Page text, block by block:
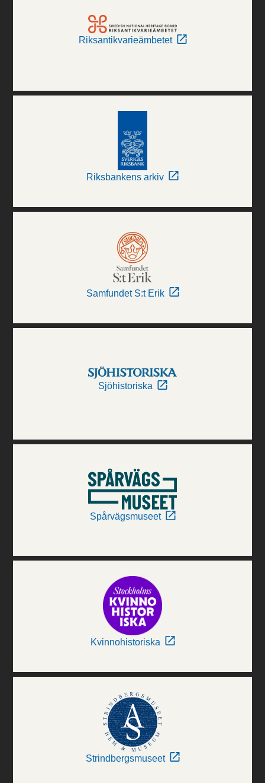
Riksantikvarieämbetet
Riksbankens arkiv
Samfundet S:t Erik
Sjöhistoriska
Spårvägsmuseet
Kvinnohistoriska
Strindbergsmuseet